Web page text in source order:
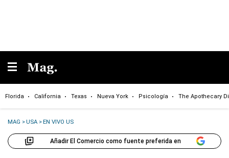
Florida California Texas Nueva York Psicología The Apothecary
MAG >USA >EN VIVO US
Añadir El Comercio como fuente preferida en